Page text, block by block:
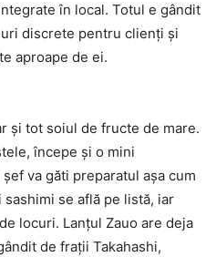
în local. Totul e gândit
discrete pentru clienţi şi
aproape de ei.
şi tot soiul de fructe de mare.
începe şi o mini
va găti preparatul aşa cum
se află pe listă, iar
locuri. Lanţul Zauo are deja
de fraţii Takahashi,